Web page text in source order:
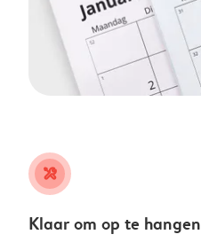
tools
Klaar om op te hangen